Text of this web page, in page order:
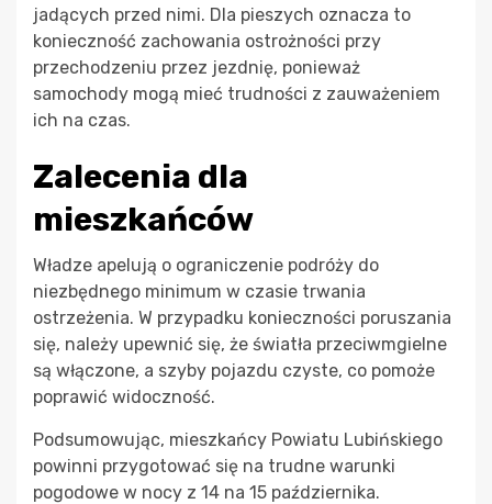
jadących przed nimi. Dla pieszych oznacza to
konieczność zachowania ostrożności przy
przechodzeniu przez jezdnię, ponieważ
samochody mogą mieć trudności z zauważeniem
ich na czas.
Zalecenia dla
mieszkańców
Władze apelują o ograniczenie podróży do
niezbędnego minimum w czasie trwania
ostrzeżenia. W przypadku konieczności poruszania
się, należy upewnić się, że światła przeciwmgielne
są włączone, a szyby pojazdu czyste, co pomoże
poprawić widoczność.
Podsumowując, mieszkańcy Powiatu Lubińskiego
powinni przygotować się na trudne warunki
pogodowe w nocy z 14 na 15 października.